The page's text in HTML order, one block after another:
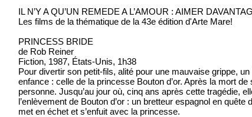
IL N’Y A QU’UN REMEDE A L’AMOUR : AIMER
Les films de la thématique de la 43e édition d'Arte Mare!
PRINCESS BRIDE
de Rob Reiner
Fiction, 1987, États-Unis, 1h38
Pour divertir son petit-fils, alité pour une mauvaise grippe,
enfance : celle de la princesse Bouton d’or. Après la mort
personne. Jusqu’au jour où, cinq ans après cette tragédie,
l’enlèvement de Bouton d’or : un bretteur espagnol en
met en échet et s’enfuit avec la princesse.